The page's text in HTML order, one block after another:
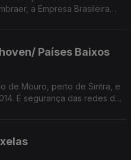
a Empresa Brasileira
Países Baixos
de Mouro, perto de Sintra, e
É segurança das redes de